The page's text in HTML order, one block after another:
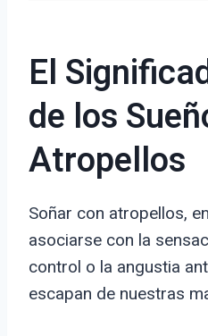
El
de los
Atropellos
Soñar con atropellos,
asociarse con la
control o la angustia
escapan de nuestras